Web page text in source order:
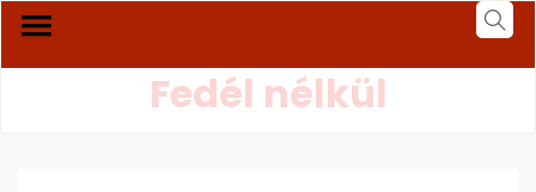
Fedél nélkül